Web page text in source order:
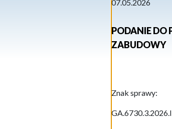
07.05.2026
PODANIE DO
ZABUDOWY
Znak sprawy: